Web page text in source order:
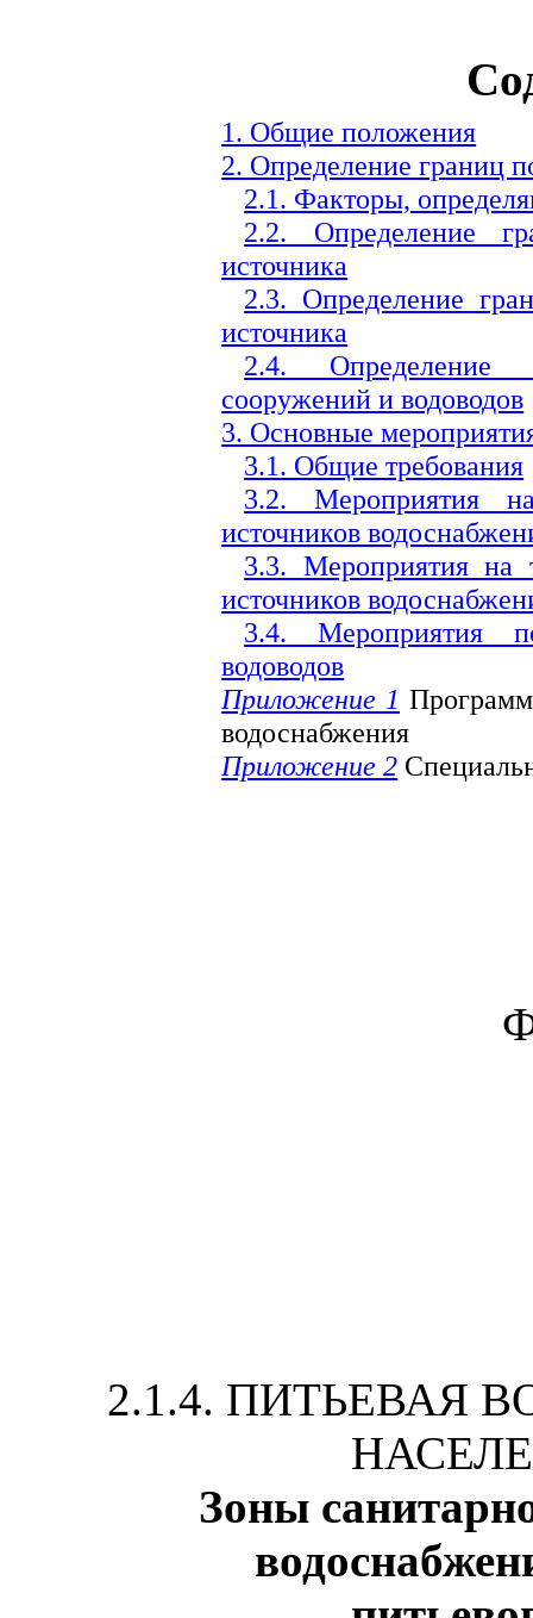
1. Общие положения
2. Определение границ
2.1. Факторы,
2.2. Определение
источника
2.3. Определение
источника
2.4. Определение
сооружений и водоводов
3. Основные
3.1. Общие требования
3.2. Мероприятия
источников
3.3. Мероприятия на
источников
3.4. Мероприятия
водоводов
Приложение 1
водоснабжения
Приложение 2
2.1.4. ПИТЬЕВАЯ
Зоны